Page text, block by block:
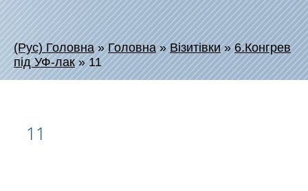
(Рус) Головна»Головна»Візитівки»6.Конгрев
під УФ-лак»11
11